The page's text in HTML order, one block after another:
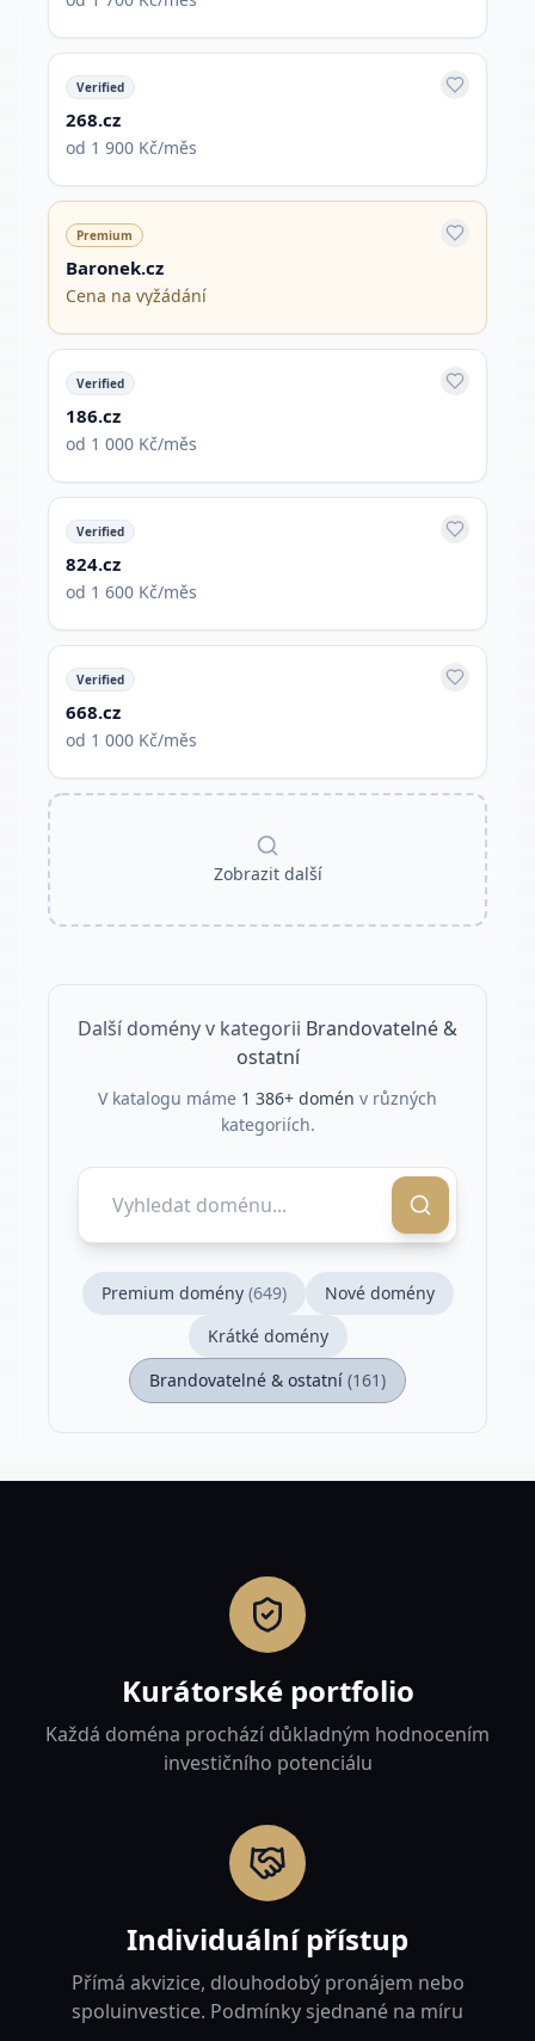
Verified
268.cz
od 1 900 Kč/měs
Premium
Baronek.cz
Cena na vyžádání
Verified
186.cz
od 1 000 Kč/měs
Verified
824.cz
od 1 600 Kč/měs
Verified
668.cz
od 1 000 Kč/měs
Zobrazit další
Další domény v kategorii Brandovatelné &
ostatní
V katalogu máme 1 386+ domén v různých
kategoriích.
Premium domény (649)
Nové domény
Krátké domény
Brandovatelné & ostatní (161)
Kurátorské portfolio
Každá doména prochází důkladným hodnocením
investičního potenciálu
Individuální přístup
Přímá akvizice, dlouhodobý pronájem nebo
spoluinvestice. Podmínky sjednané na míru